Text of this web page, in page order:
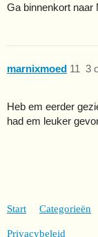
Ga binnenkort
marnixmoed 3
11
Heb em eerder
had em leuker
Start Categorieën
Privacybeleid